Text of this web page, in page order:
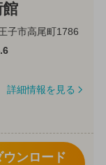
子市高尾町1786
詳細情報を見る
ンロード